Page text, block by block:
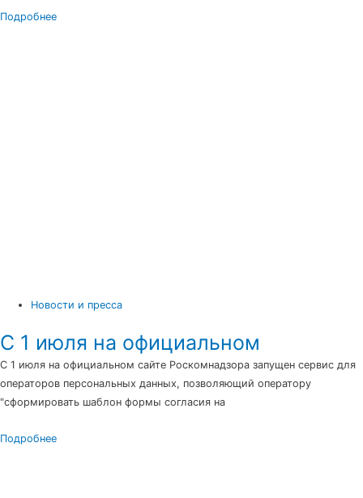
Подробнее
Новости и пресса
С 1 июля на официальном
С 1 июля на официальном сайте Роскомнадзора запущен сервис для
операторов персональных данных, позволяющий оператору
"сформировать шаблон формы согласия на
Подробнее